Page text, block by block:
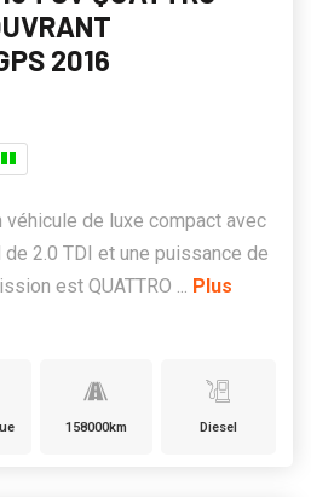
2016
véhicule de luxe compact avec
2.0 TDI et une puissance de
est QUATTRO ... Plus
158000km Diesel